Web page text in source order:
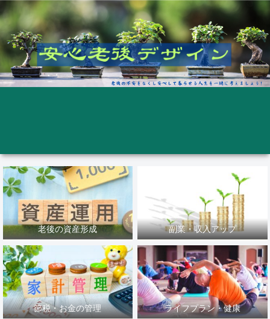
老後の資産形成 副業・収入アップ
節税・お金の管理 ライフプラン・健康